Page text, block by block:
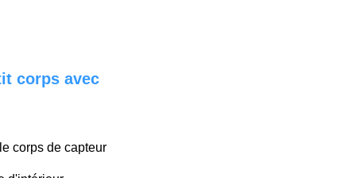
corps avec
corps de capteur